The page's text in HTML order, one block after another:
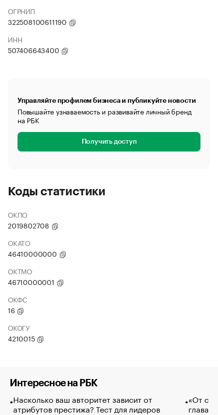
ОГРНИП
322508100611190
ИНН
507406643400
Управляйте профилем бизнеса и публикуйте новости
Повышайте узнаваемость и развивайте личный бренд
на РБК
Получить доступ
Коды статистики
ОКПО
2019802708
ОКАТО
46410000000
ОКТМО
46710000001
ОКФС
16
ОКОГУ
4210015
Интересное на РБК
Насколько ваш авторитет зависит от
атрибутов престижа? Тест для лидеров
«От
глава